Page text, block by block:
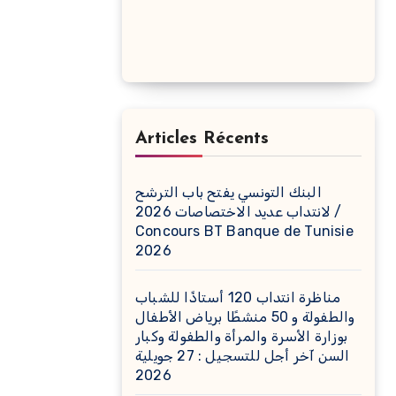
Articles Récents
البنك التونسي يفتح باب الترشح
لانتداب عديد الاختصاصات 2026 /
Concours BT Banque de Tunisie
2026
مناظرة انتداب 120 أستاذًا للشباب
والطفولة و 50 منشطًا برياض الأطفال
بوزارة الأسرة والمرأة والطفولة وكبار
السن آخر أجل للتسجيل : 27 جويلية
2026